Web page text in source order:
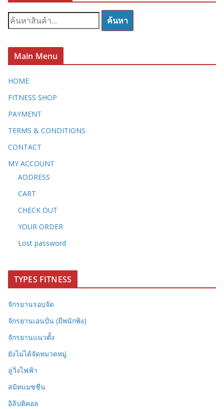
ค้
น
:
ค้นหา
Main Menu
HOME
FITNESS SHOP
PAYMENT
TERMS & CONDITIONS
CONTACT
MY ACCOUNT
ADDRESS
CART
CHECK OUT
YOUR ORDER
Lost password
TYPES FITNESS
จักรยานรอบจัด
จักรยานเอนปั่น (มีพนักพิง)
จักรยานแนวตั้ง
ยังไม่ได้จัดหมวดหมู่
ลู่วิ่งไฟฟ้า
สมิทแมชชีน
อิลิปติคอล